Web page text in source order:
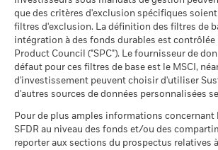
Pointage de qualité ESG
MSCI - centile par rapport aux
pairs
au 17/juil./2026
Fonds dans le groupe de
pairs
au 17/juil./2026
% de couverture MSCI
Weighted Average Carbon
Intensity
des données ne sont pas
disponibles
au 30/juin/2026
L'exposition de BlackRock aux secteurs
est indiquée ci-dessus, pour le charbon
sables bitumineux, est calculée et déclarée
entreprises qui tirent plus de 5 % de leurs
charbon thermique ou des sables
par MSCI ESG Research. L’exposition aux
génèrent des revenus à partir du charbon
Sustainability related
AG (fr)
Voir tous les documents
que des critères d'exclusion spécifiques
filtres d'exclusion. La définition des filtres de
intégration à des fonds durables est contrôlée
Product Council ("SPC"). Le fournisseur de
défaut pour ces filtres de base est le MSCI,
d'investissement peuvent choisir d'utiliser
d'autres sources de données personnalisées
Pour de plus amples informations concernant
SFDR au niveau des fonds et/ou des
reporter aux sections du prospectus relatives